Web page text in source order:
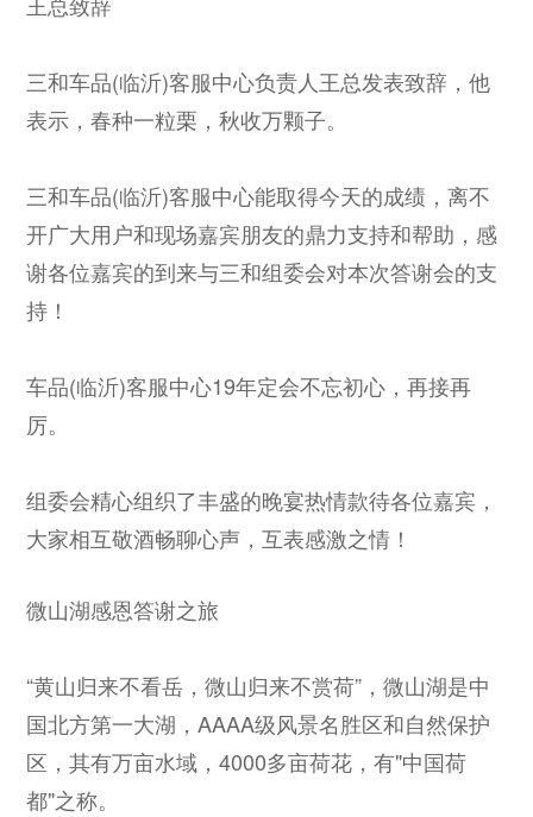
三和车品(临沂)客服中心负责人王总发表致辞，他
表示，春种一粒栗，秋收万颗子。
三和车品(临沂)客服中心能取得今天的成绩，离不
开广大用户和现场嘉宾朋友的鼎力支持和帮助，感
谢各位嘉宾的到来与三和组委会对本次答谢会的支
持！
车品(临沂)客服中心19年定会不忘初心，再接再
厉。
组委会精心组织了丰盛的晚宴热情款待各位嘉宾，
大家相互敬酒畅聊心声，互表感激之情！
微山湖感恩答谢之旅
“黄山归来不看岳，微山归来不赏荷”，微山湖是中
国北方第一大湖，AAAA级风景名胜区和自然保护
区，其有万亩水域，4000多亩荷花，有"中国荷
都"之称。